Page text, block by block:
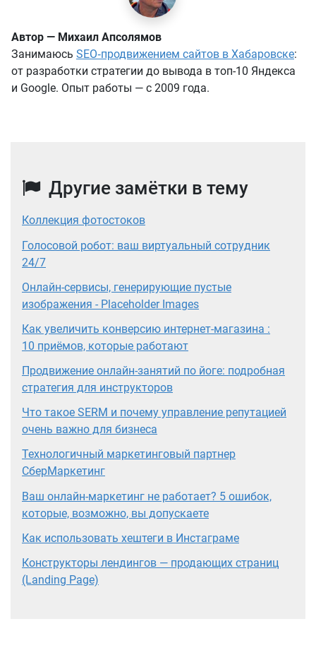
Автор — Михаил Апсолямов
Занимаюсь SEO‑продвижением сайтов в Хабаровске:
от разработки стратегии до вывода в топ-10 Яндекса
и Google. Опыт работы — с 2009 года.
Другие замётки в тему
Коллекция фотостоков
Голосовой робот: ваш виртуальный сотрудник
24/7
Онлайн-сервисы, генерирующие пустые
изображения - Placeholder Images
Как увеличить конверсию интернет-магазина :
10 приёмов, которые работают
Продвижение онлайн-занятий по йоге: подробная
стратегия для инструкторов
Что такое SERM и почему управление репутацией
очень важно для бизнеса
Технологичный маркетинговый партнер
СберМаркетинг
Ваш онлайн-маркетинг не работает? 5 ошибок,
которые, возможно, вы допускаете
Как использовать хештеги в Инстаграме
Конструкторы лендингов — продающих страниц
(Landing Page)